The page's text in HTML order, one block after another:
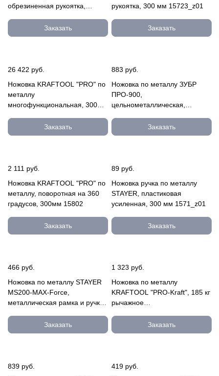
обрезиненная рукоятка,
Заказать
рукоятка, 300 мм 15723_z01
Заказать
26 422 руб.
Ножовка KRAFTOOL "PRO" по
металлу
многофункциональная, 300мм
Заказать
883 руб.
Ножовка по металлу ЗУБР
ПРО-900,
цельнометаллическая,
натяжение 100 кг, 300 м 15815
Заказать
2 111 руб.
Ножовка KRAFTOOL "PRO" по
металлу, поворотная на 360
градусов, 300мм 15802
Заказать
89 руб.
Ножовка ручка по металлу
STAYER, пластиковая
усиленная, 300 мм 1571_z01
Заказать
466 руб.
Ножовка по металлу STAYER
MS200-MAX-Force,
металлическая рамка и ручка,
Заказать
1 323 руб.
Ножовка по металлу
KRAFTOOL "PRO-Kraft", 185 кг
рычажное
рукотяки, биметаллич
15801_z01
Заказать
839 руб.
419 руб.